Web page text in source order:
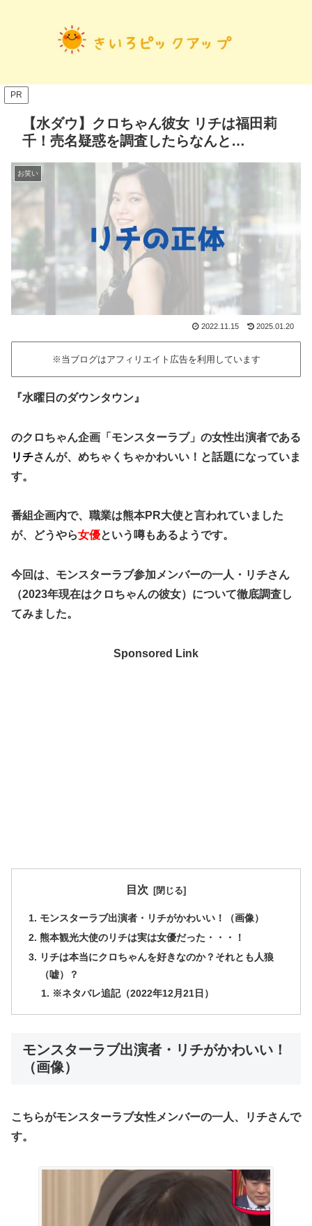
PR
【水ダウ】クロちゃん彼女 リチは福田莉
千！売名疑惑を調査したらなんと…
お笑い
2022.11.15 2025.01.20
※当ブログはアフィリエイト広告を利用しています
『水曜日のダウンタウン』
のクロちゃん企画 「モンスターラブ」 の女性出演者である
リチさんが、めちゃくちゃかわいい！と話題になっていま
す。
番組企画内で、職業は熊本PR大使と言われていました
が、どうやら女優という噂もあるようです。
今回は、モンスターラブ参加メンバーの一人・リチさん
（2023年現在はクロちゃんの彼女）について徹底調査し
てみました。
Sponsored Link
目次
モンスターラブ出演者・リチがかわいい！（画像）
熊本観光大使のリチは実は女優だった・・・！
リチは本当にクロちゃんを好きなのか？それとも人狼
（嘘）？
※ネタバレ追記（2022年12月21日）
モンスターラブ出演者・リチがかわいい！
（画像）
こちらがモンスターラブ女性メンバーの一人、リチさんで
す。